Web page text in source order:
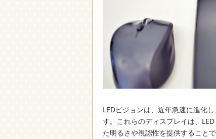
LEDビジョンは、近年急速に進化
す。 これらのディスプレイは、
た明るさや視認性を提供すること